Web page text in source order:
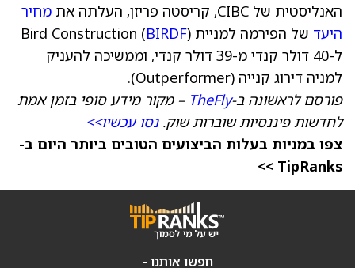
האנליסטית של CIBC, קריסטה פריזן, העלתה את
מחיר
היעד של הפירמה למניית Bird Construction ( BIRDF)
ל-40 דולר קנדי מ-39 דולר קנדי, וממשיכה להעניק
למניה דירוג קנייה (Outperformer).
פורסם לראשונה ב-TheFly – מקור מידע סופי בזמן אמת
לחדשות פיננסיות שוברות שוק.נסו עכשיו>>
צפו במניות בעלות הביצועים הטובים ביותר היום ב-
TipRanks >>
חפשו אותנו -